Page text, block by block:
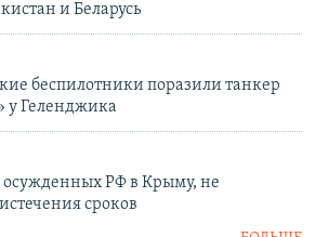
и Беларусь
беспилотники поразили танкер
у Геленджика
РФ в Крыму, не
сроков